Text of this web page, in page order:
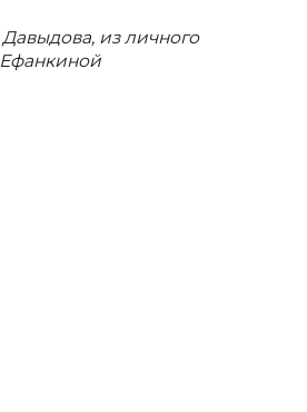
Давыдова, из личного